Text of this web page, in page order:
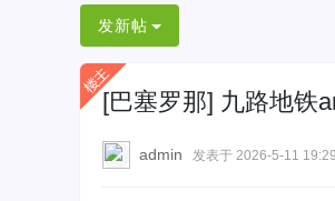
西
班
牙
华
发新帖
[巴塞罗那] 九路地铁
admin 发表于 2026-5-11